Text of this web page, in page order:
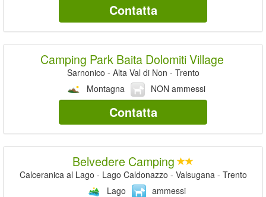
Contatta
Camping Park Baita Dolomiti Village
Sarnonico - Alta Val di Non - Trento
Montagna
NON ammessi
Contatta
Belvedere Camping
Calceranica al Lago - Lago Caldonazzo - Valsugana - Trento
Lago
ammessi